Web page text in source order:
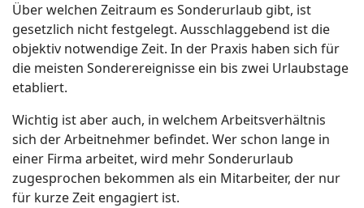
Über welchen Zeitraum es Sonderurlaub gibt, ist
gesetzlich nicht festgelegt. Ausschlaggebend ist die
objektiv notwendige Zeit. In der Praxis haben sich für
die meisten Sonderereignisse ein bis zwei Urlaubstage
etabliert.
Wichtig ist aber auch, in welchem Arbeitsverhältnis
sich der Arbeitnehmer befindet. Wer schon lange in
einer Firma arbeitet, wird mehr Sonderurlaub
zugesprochen bekommen als ein Mitarbeiter, der nur
für kurze Zeit engagiert ist.